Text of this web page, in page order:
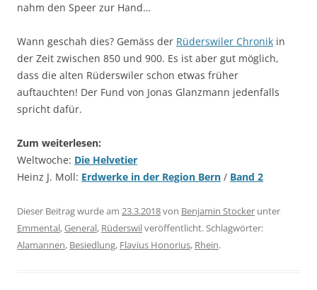
nahm den Speer zur Hand…
Wann geschah dies? Gemäss der Rüderswiler Chronik in
der Zeit zwischen 850 und 900. Es ist aber gut möglich,
dass die alten Rüderswiler schon etwas früher
auftauchten! Der Fund von Jonas Glanzmann jedenfalls
spricht dafür.
Zum weiterlesen:
Weltwoche: Die Helvetier
Heinz J. Moll: Erdwerke in der Region Bern / Band 2
Dieser Beitrag wurde am 23.3.2018von Benjamin Stocker unter
Emmental,General, Rüderswilveröffentlicht. Schlagwörter:
Alamannen, Besiedlung, Flavius Honorius, Rhein.